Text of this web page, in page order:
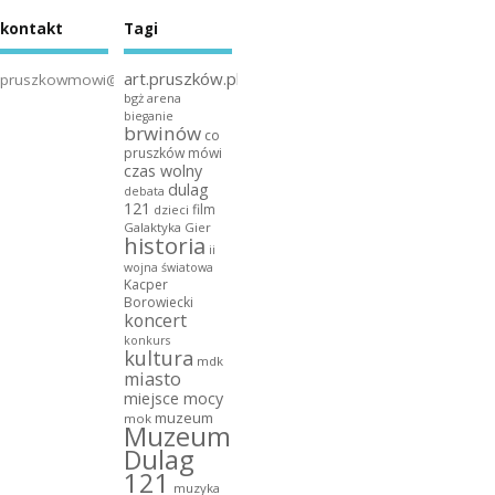
kontakt
pruszkowmowi@gmail.com
Tagi
art.pruszków.pl
bgż arena
bieganie
brwinów co
pruszków mówi
czas wolny
debata dulag
121 dzieci film
Galaktyka Gier
historia ii
wojna światowa
Kacper
Borowiecki
koncert
konkurs
kultura mdk
miasto
miejsce mocy
mok muzeum
Muzeum
Dulag
121 muzyka